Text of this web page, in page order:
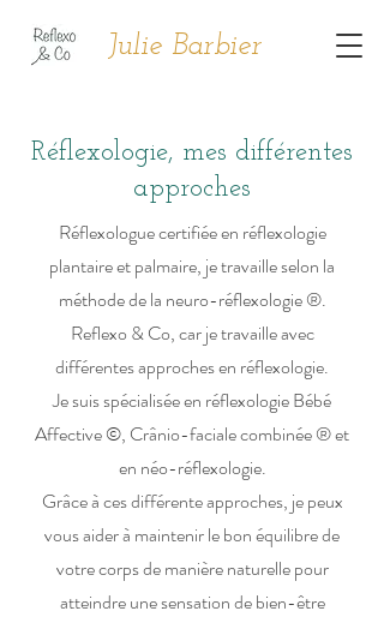
Julie Barbier
Réflexologie, mes différentes
approches
Réflexologue certifiée en réflexologie
plantaire et palmaire, je travaille selon la
méthode de la neuro-réflexologie ®.
Reflexo & Co, car je travaille avec
différentes approches en réflexologie.
Je suis spécialisée en réflexologie Bébé
Affective ©, Crânio-faciale combinée ® et
en néo-réflexologie.
Grâce à ces différente approches, je peux
vous aider à maintenir le bon équilibre de
votre corps de manière naturelle pour
atteindre une sensation de bien-être